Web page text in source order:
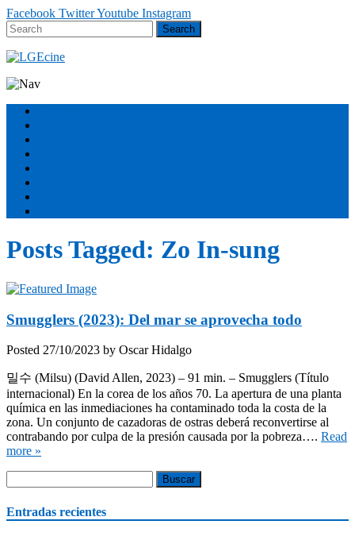
Facebook TwitterYoutube Instagram
Posts Tagged: Zo In-sung
Smugglers (2023): Del mar se aprovecha todo
Posted 27/10/2023 by Oscar Hidalgo
밀수 (Milsu) (David Allen, 2023) – 91 min. – Smugglers (Título
internacional) En la corea de los años 70. La apertura de una planta
química en las inmediaciones ha contaminado toda la costa de la
zona. Un conjunto de cazadoras de ostras deberá reconvertirse al
contrabando por culpa de la presión causada por la pobreza…. Read
more »
Entradas recientes